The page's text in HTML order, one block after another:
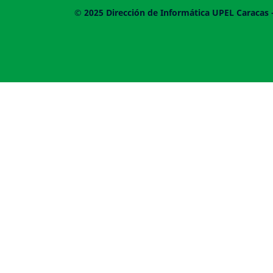
© 2025 Dirección de Informática UPEL Caracas